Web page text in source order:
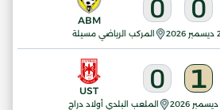
المركب الرياضي مسيلة
ABM
الملعب البلدي أولاد دراج
1
0
UST